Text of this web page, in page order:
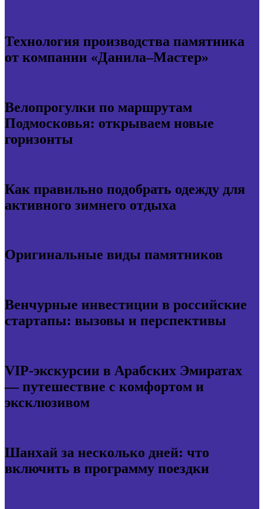
Технология производства памятника
от компании «Данила–Мастер»
Велопрогулки по маршрутам
Подмосковья: открываем новые
горизонты
Как правильно подобрать одежду для
активного зимнего отдыха
Оригинальные виды памятников
Венчурные инвестиции в российские
стартапы: вызовы и перспективы
VIP-экскурсии в Арабских Эмиратах
— путешествие с комфортом и
эксклюзивом
Шанхай за несколько дней: что
включить в программу поездки